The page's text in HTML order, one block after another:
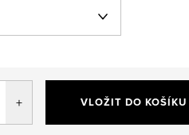
VLOŽIT DO KOŠÍKU